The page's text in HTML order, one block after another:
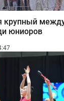
крупный
юниоров